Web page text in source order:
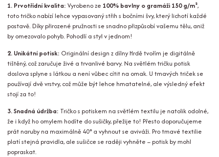
1. Prvotřídní kvalita: Vyrobeno ze 100% bavlny o gramáži 150 g/m²,
toto tričko nabízí lehce vypasovaný střih s bočními švy, který lichotí každé
postavě. Díky přirozené pružnosti se snadno přizpůsobí vašemu tělu, aniž
by omezovalo pohyb. Pohodlí a styl v jednom!
2. Unikátní potisk: Originální design z dílny Hrdě tvořím je digitálně
tištěný, což zaručuje živé a trvanlivé barvy. Na světlém tričku potisk
doslova splyne s látkou a není vůbec cítit na omak. U tmavých triček se
používají dvě vrstvy, což může být lehce hmatatelné, ale výsledný efekt
stojí za to!
3. Snadná údržba: Tričko s potiskem na světlém textilu je natolik odolné,
že i když ho omylem hodíte do sušičky, přežije to! Přesto doporučujeme
prát naruby na maximálně 40° a vyhnout se aviváži. Pro tmavé textilie
platí stejná pravidla, ale sušičce se raději vyhněte – potisk by mohl
popraskat.